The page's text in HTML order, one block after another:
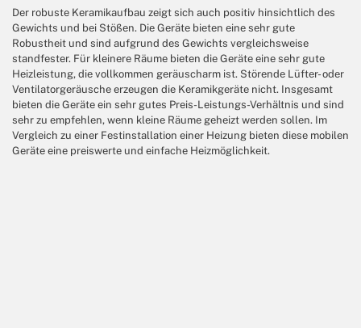
Der robuste Keramikaufbau zeigt sich auch positiv hinsichtlich des
Gewichts und bei Stößen. Die Geräte bieten eine sehr gute
Robustheit und sind aufgrund des Gewichts vergleichsweise
standfester. Für kleinere Räume bieten die Geräte eine sehr gute
Heizleistung, die vollkommen geräuscharm ist. Störende Lüfter- oder
Ventilatorgeräusche erzeugen die Keramikgeräte nicht. Insgesamt
bieten die Geräte ein sehr gutes Preis-Leistungs-Verhältnis und sind
sehr zu empfehlen, wenn kleine Räume geheizt werden sollen. Im
Vergleich zu einer Festinstallation einer Heizung bieten diese mobilen
Geräte eine preiswerte und einfache Heizmöglichkeit.